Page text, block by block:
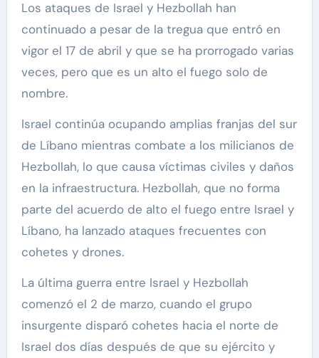
Los ataques de Israel y Hezbollah han
continuado a pesar de la tregua que entró en
vigor el 17 de abril y que se ha prorrogado varias
veces, pero que es un alto el fuego solo de
nombre.
Israel continúa ocupando amplias franjas del sur
de Líbano mientras combate a los milicianos de
Hezbollah, lo que causa víctimas civiles y daños
en la infraestructura. Hezbollah, que no forma
parte del acuerdo de alto el fuego entre Israel y
Líbano, ha lanzado ataques frecuentes con
cohetes y drones.
La última guerra entre Israel y Hezbollah
comenzó el 2 de marzo, cuando el grupo
insurgente disparó cohetes hacia el norte de
Israel dos días después de que su ejército y